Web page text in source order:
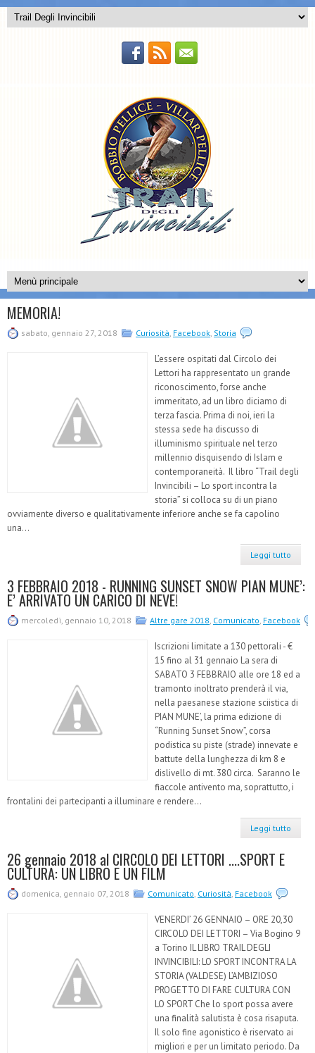
MEMORIA!
sabato, gennaio 27, 2018 Curiosità, Facebook, Storia
L’essere ospitati dal Circolo dei
Lettori ha rappresentato un grande
riconoscimento, forse anche
immeritato, ad un libro diciamo di
terza fascia. Prima di noi, ieri la
stessa sede ha discusso di
illuminismo spirituale nel terzo
millennio disquisendo di Islam e
contemporaneità. Il libro “Trail degli
Invincibili – Lo sport incontra la
storia” si colloca su di un piano
ovviamente diverso e qualitativamente inferiore anche se fa capolino
una...
Leggi tutto
3 FEBBRAIO 2018 - RUNNING SUNSET SNOW PIAN MUNE’:
E’ ARRIVATO UN CARICO DI NEVE!
mercoledì, gennaio 10, 2018 Altre gare 2018, Comunicato, Facebook
Iscrizioni limitate a 130 pettorali - €
15 fino al 31 gennaio La sera di
SABATO 3 FEBBRAIO alle ore 18 ed a
tramonto inoltrato prenderà il via,
nella paesanese stazione sciistica di
PIAN MUNE’, la prima edizione di
“Running Sunset Snow”, corsa
podistica su piste (strade) innevate e
battute della lunghezza di km 8 e
dislivello di mt. 380 circa. Saranno le
fiaccole antivento ma, soprattutto, i
frontalini dei partecipanti a illuminare e rendere...
Leggi tutto
26 gennaio 2018 al CIRCOLO DEI LETTORI ....SPORT E
CULTURA: UN LIBRO E UN FILM
domenica, gennaio 07, 2018 Comunicato, Curiosità, Facebook
VENERDI’ 26 GENNAIO – ORE 20,30
CIRCOLO DEI LETTORI – Via Bogino 9
a Torino IL LIBRO TRAIL DEGLI
INVINCIBILI: LO SPORT INCONTRA LA
STORIA (VALDESE) L’AMBIZIOSO
PROGETTO DI FARE CULTURA CON
LO SPORT Che lo sport possa avere
una finalità salutista è cosa risaputa.
Il solo fine agonistico è riservato ai
migliori e per un limitato periodo. Da